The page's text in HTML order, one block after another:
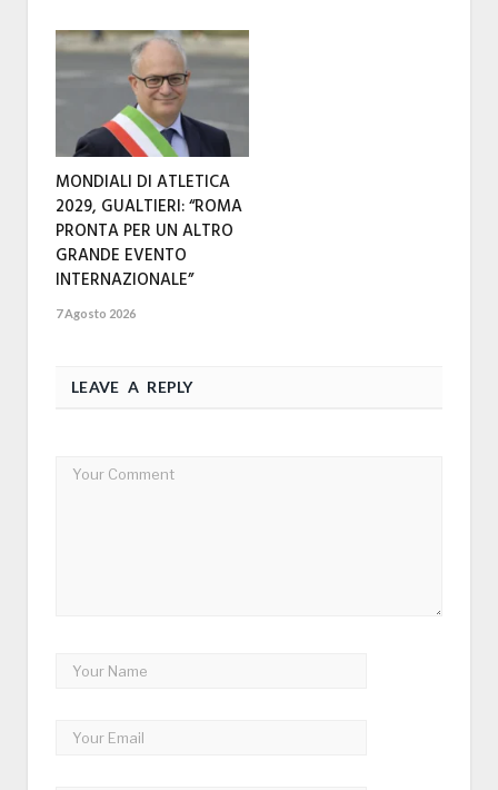
MONDIALI DI ATLETICA
2029, GUALTIERI: “ROMA
PRONTA PER UN ALTRO
GRANDE EVENTO
INTERNAZIONALE”
7 Agosto 2026
LEAVE A REPLY